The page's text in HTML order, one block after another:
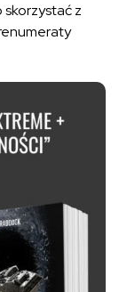
skorzystać z